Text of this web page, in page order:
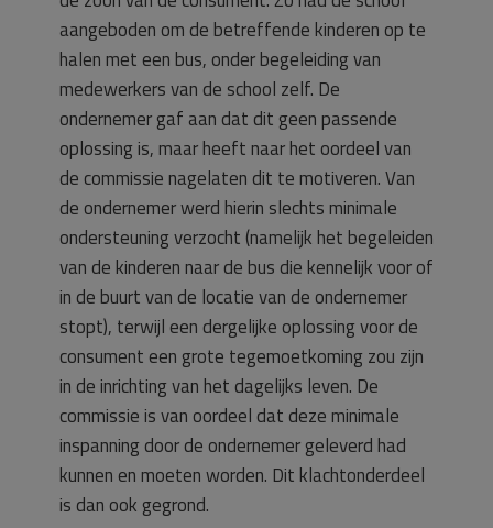
aangeboden om de betreffende kinderen op te
halen met een bus, onder begeleiding van
medewerkers van de school zelf. De
ondernemer gaf aan dat dit geen passende
oplossing is, maar heeft naar het oordeel van
de commissie nagelaten dit te motiveren. Van
de ondernemer werd hierin slechts minimale
ondersteuning verzocht (namelijk het begeleiden
van de kinderen naar de bus die kennelijk voor of
in de buurt van de locatie van de ondernemer
stopt), terwijl een dergelijke oplossing voor de
consument een grote tegemoetkoming zou zijn
in de inrichting van het dagelijks leven. De
commissie is van oordeel dat deze minimale
inspanning door de ondernemer geleverd had
kunnen en moeten worden. Dit klachtonderdeel
is dan ook gegrond.